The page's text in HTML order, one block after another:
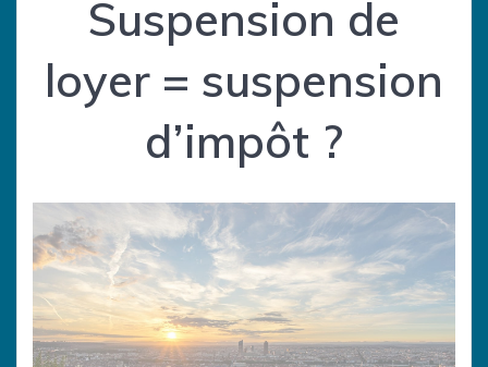
Suspension de
loyer = suspension
d’impôt ?